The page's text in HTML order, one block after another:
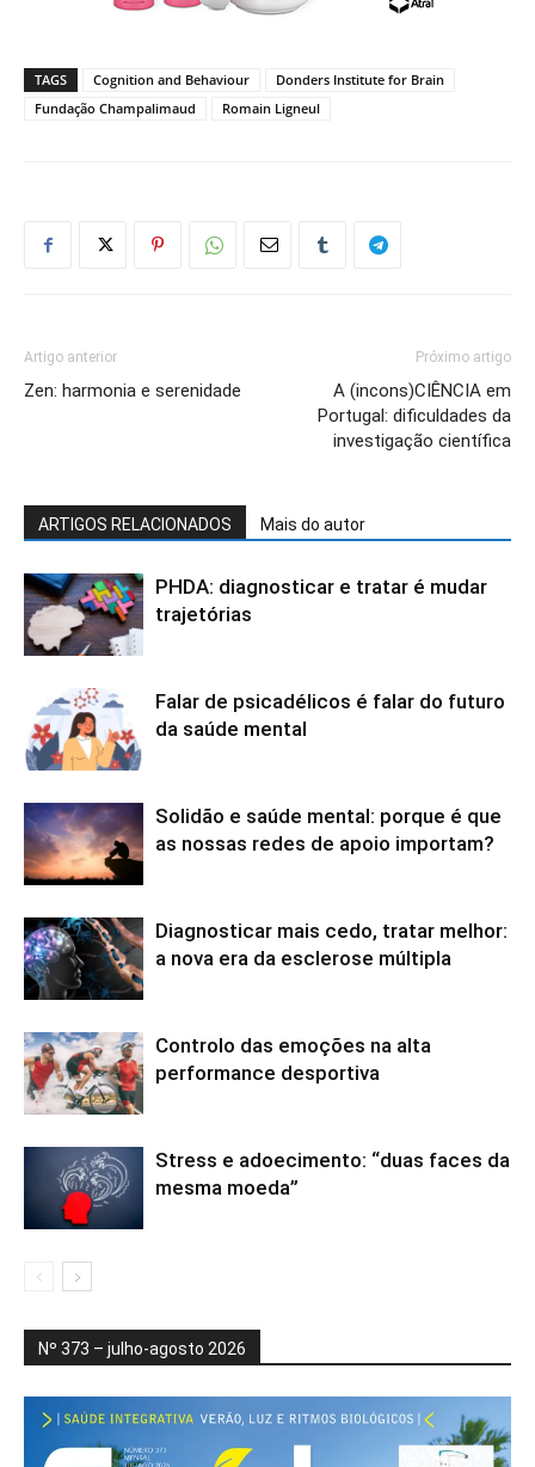
TAGS Cognition and Behaviour
Donders Institute for Brain
Fundação Champalimaud
Romain Ligneul
Artigo anterior
Zen: harmonia e serenidade
Próximo artigo
A (incons)CIÊNCIA em
Portugal: dificuldades da
investigação científica
ARTIGOS RELACIONADOS Mais do autor
PHDA: diagnosticar e tratar é mudar
trajetórias
Falar de psicadélicos é falar do futuro
da saúde mental
Solidão e saúde mental: porque é que
as nossas redes de apoio importam?
Diagnosticar mais cedo, tratar melhor:
a nova era da esclerose múltipla
Controlo das emoções na alta
performance desportiva
Stress e adoecimento: “duas faces da
mesma moeda”
Nº 373 – julho-agosto 2026